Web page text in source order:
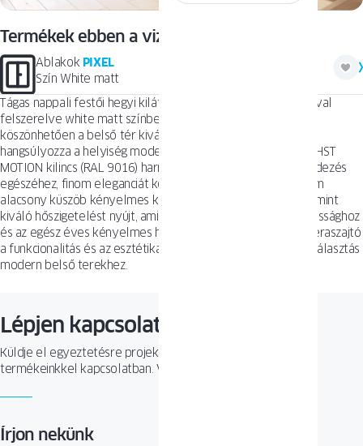
Termékek ebben a vizualizációban
Ablakok PIXEL
Szín White matt
Tágas nappali festői hegyi kilátással, HST MOTION teraszajtóval
felszerelve white matt színben. A nagy üvegfelületeknek
köszönhetően a belső tér kiválóan meg van világítva, ami
hangsúlyozza a helyiség modern jellegét. Az elegáns, fehér HST
MOTION kilincs (RAL 9016) harmonikusan illeszkedik a berendezés
egészéhez, finom eleganciát kölcsönözve. Az ECO PASS 5 mm
alacsony küszöb kényelmes kijárást biztosít a teraszra, valamint
kiváló hőszigetelést nyújt, ami hozzájárul az energiatakarékossághoz
és az egész éves kényelmes használathoz. A HST MOTION teraszajtó
a funkcionalitás és az esztétika tökéletes ötvözete, ideális választás
modern belső terekhez.
Lépjen kapcsolatba velünk
Küldje el egyeztetésre projektjét, vagy tegyen fel kérdést
termékeinkkel kapcsolatban. Várjuk megkeresését!
Írjon nekünk